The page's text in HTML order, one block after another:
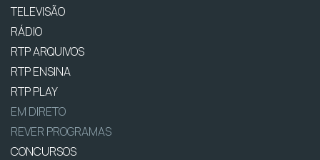
TELEVISÃO
RÁDIO
RTP ARQUIVOS
RTP ENSINA
RTP PLAY
EM DIRETO
REVER PROGRAMAS
CONCURSOS